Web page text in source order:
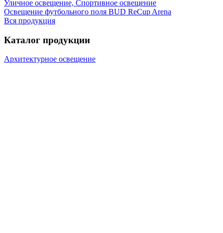
Уличное освещение, Спортивное освещение
Освещение футбольного поля BUD ReCup Arena
Вся продукция
Каталог продукции
Архитектурное освещение